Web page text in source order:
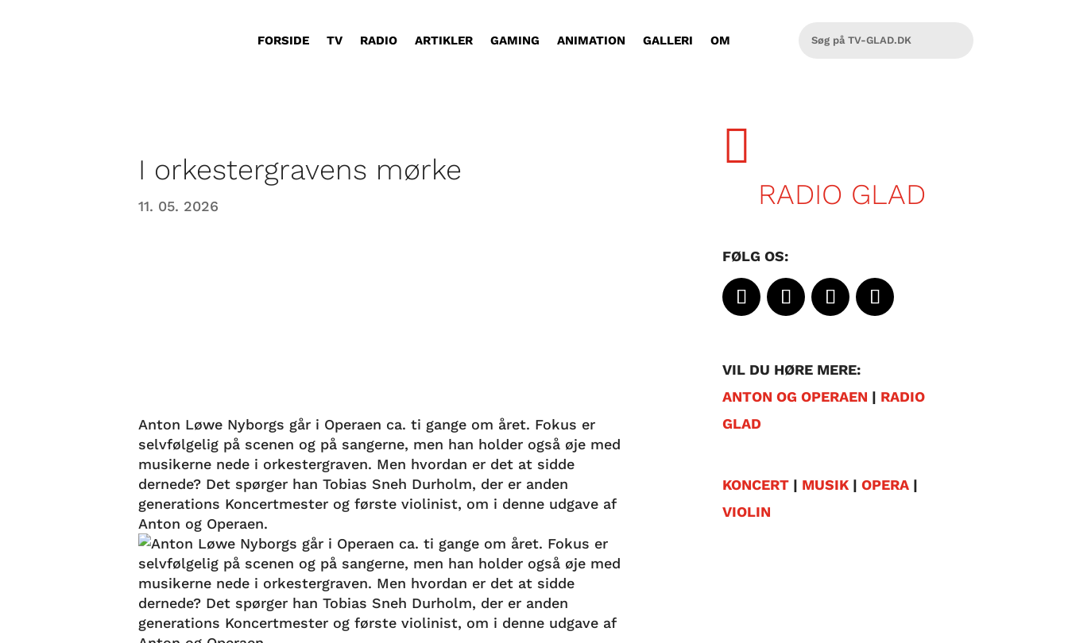
FORSIDE TV RADIO ARTIKLER GAMING ANIMATION GALLERI OM
I orkestergravens mørke
11. 05. 2026
Anton Løwe Nyborgs går i Operaen ca. ti gange om året. Fokus er
selvfølgelig på scenen og på sangerne, men han holder også øje med
musikerne nede i orkestergraven. Men hvordan er det at sidde
dernede? Det spørger han Tobias Sneh Durholm, der er anden
generations Koncertmester og første violinist, om i denne udgave af
Anton og Operaen.

RADIO GLAD
FØLG OS:
VIL DU HØRE MERE:
ANTON OG OPERAEN | RADIO
GLAD
KONCERT| MUSIK| OPERA|
VIOLIN